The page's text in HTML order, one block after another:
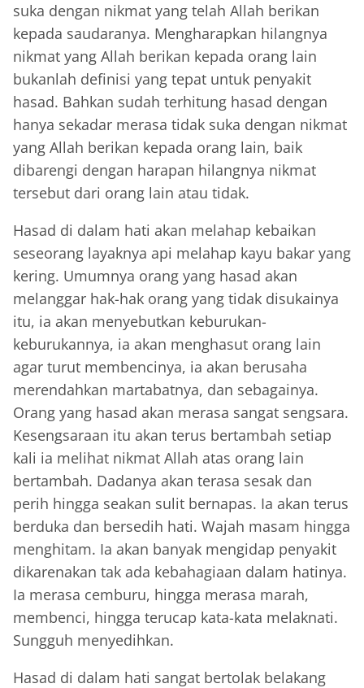
suka dengan nikmat yang telah Allah berikan
kepada saudaranya. Mengharapkan hilangnya
nikmat yang Allah berikan kepada orang lain
bukanlah definisi yang tepat untuk penyakit
hasad. Bahkan sudah terhitung hasad dengan
hanya sekadar merasa tidak suka dengan nikmat
yang Allah berikan kepada orang lain, baik
dibarengi dengan harapan hilangnya nikmat
tersebut dari orang lain atau tidak.
Hasad di dalam hati akan melahap kebaikan
seseorang layaknya api melahap kayu bakar yang
kering. Umumnya orang yang hasad akan
melanggar hak-hak orang yang tidak disukainya
itu, ia akan menyebutkan keburukan-
keburukannya, ia akan menghasut orang lain
agar turut membencinya, ia akan berusaha
merendahkan martabatnya, dan sebagainya.
Orang yang hasad akan merasa sangat sengsara.
Kesengsaraan itu akan terus bertambah setiap
kali ia melihat nikmat Allah atas orang lain
bertambah. Dadanya akan terasa sesak dan
perih hingga seakan sulit bernapas. Ia akan terus
berduka dan bersedih hati. Wajah masam hingga
menghitam. Ia akan banyak mengidap penyakit
dikarenakan tak ada kebahagiaan dalam hatinya.
Ia merasa cemburu, hingga merasa marah,
membenci, hingga terucap kata-kata melaknati.
Sungguh menyedihkan.
Hasad di dalam hati sangat bertolak belakang